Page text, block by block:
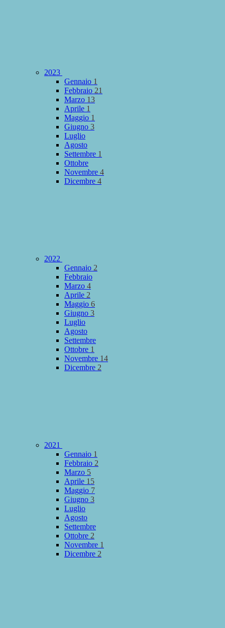
2023
Gennaio 1
Febbraio 21
Marzo 13
Aprile 1
Maggio 1
Giugno 3
Luglio
Agosto
Settembre 1
Ottobre
Novembre 4
Dicembre 4
2022
Gennaio 2
Febbraio
Marzo 4
Aprile 2
Maggio 6
Giugno 3
Luglio
Agosto
Settembre
Ottobre 1
Novembre 14
Dicembre 2
2021
Gennaio 1
Febbraio 2
Marzo 5
Aprile 15
Maggio 7
Giugno 3
Luglio
Agosto
Settembre
Ottobre 2
Novembre 1
Dicembre 2